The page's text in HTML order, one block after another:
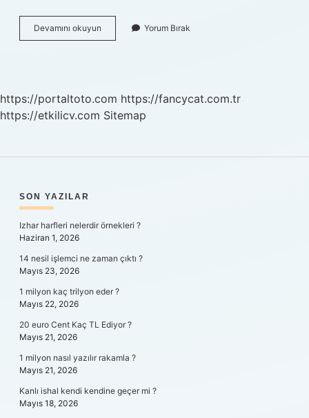
Devamını okuyun
Ana
Yorum Bırak
https://portaltoto.com https://fancycat.com.tr
https://etkilicv.com Sitemap
SIDEBAR
SON YAZILAR
Izhar harfleri nelerdir örnekleri ?
Haziran 1, 2026
14 nesil işlemci ne zaman çıktı ?
Mayıs 23, 2026
1 milyon kaç trilyon eder ?
Mayıs 22, 2026
20 euro Cent Kaç TL Ediyor ?
Mayıs 21, 2026
1 milyon nasıl yazılır rakamla ?
Mayıs 21, 2026
Kanlı ishal kendi kendine geçer mi ?
Mayıs 18, 2026